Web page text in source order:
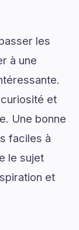
les
à une
et
Une bonne
faciles à
le sujet
et